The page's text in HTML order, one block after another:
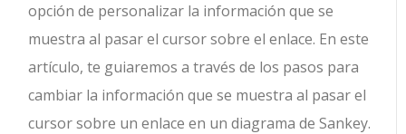
opción de personalizar la información que se
muestra al pasar el cursor sobre el enlace. En este
artículo, te guiaremos a través de los pasos para
cambiar la información que se muestra al pasar el
cursor sobre un enlace en un diagrama de Sankey.